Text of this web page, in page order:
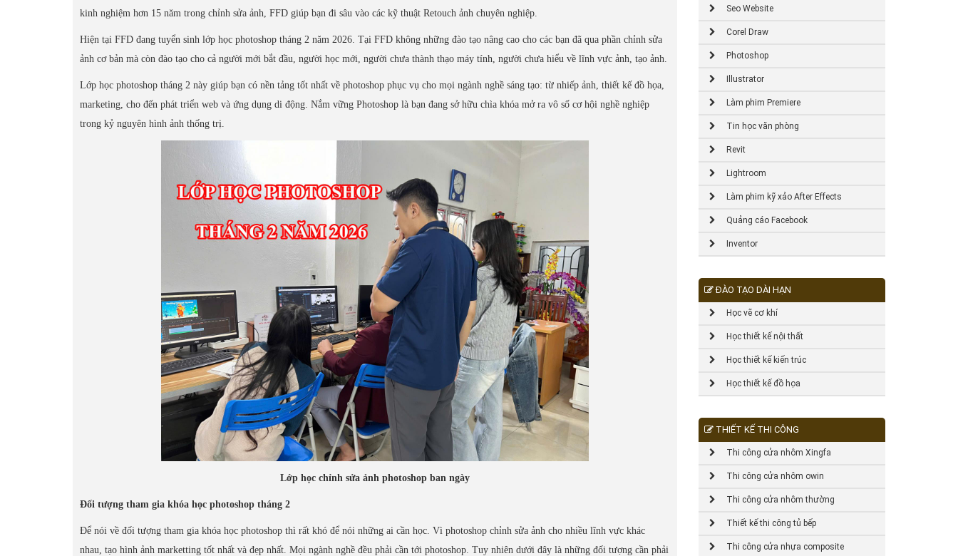
kinh nghiệm hơn 15 năm trong chỉnh sửa ảnh, FFD giúp bạn đi sâu vào các kỹ thuật Retouch ảnh chuyên nghiệp.
Hiện tại FFD đang tuyển sinh lớp học photoshop tháng 2 năm 2026. Tại FFD không những đào tạo nâng cao cho các bạn đã qua phần chỉnh sửa
ảnh cơ bản mà còn đào tạo cho cả người mới bắt đầu, người học mới, người chưa thành thạo máy tính, người chưa hiểu về lĩnh vực ảnh, tạo ảnh.
Lớp học photoshop tháng 2 này giúp bạn có nền tảng tốt nhất về photoshop phục vụ cho mọi ngành nghề sáng tạo: từ nhiếp ảnh, thiết kế đồ họa,
marketing, cho đến phát triển web và ứng dụng di động. Nắm vững Photoshop là bạn đang sở hữu chìa khóa mở ra vô số cơ hội nghề nghiệp
trong kỷ nguyên hình ảnh thống trị.
Lớp học chỉnh sửa ảnh photoshop ban ngày
Đối tượng tham gia khóa học photoshop tháng 2
Để nói về đối tượng tham gia khóa học photoshop thì rất khó để nói những ai cần học. Vì photoshop chỉnh sửa ảnh cho nhiều lĩnh vực khác
nhau, tạo hình ảnh marketting tốt nhất và đẹp nhất. Mọi ngành nghề đều phải cần tới photoshop. Tuy nhiên dưới đây là những đối tượng cần phải
Seo Website
Corel Draw
Photoshop
Illustrator
Làm phim Premiere
Tin học văn phòng
Revit
Lightroom
Làm phim kỹ xảo After Effects
Quảng cáo Facebook
Inventor
ĐÀO TẠO DÀI HẠN
Học vẽ cơ khí
Học thiết kế nội thất
Học thiết kế kiến trúc
Học thiết kế đồ họa
THIẾT KẾ THI CÔNG
Thi công cửa nhôm Xingfa
Thi công cửa nhôm owin
Thi công cửa nhôm thường
Thiết kế thi công tủ bếp
Thi công cửa nhựa composite